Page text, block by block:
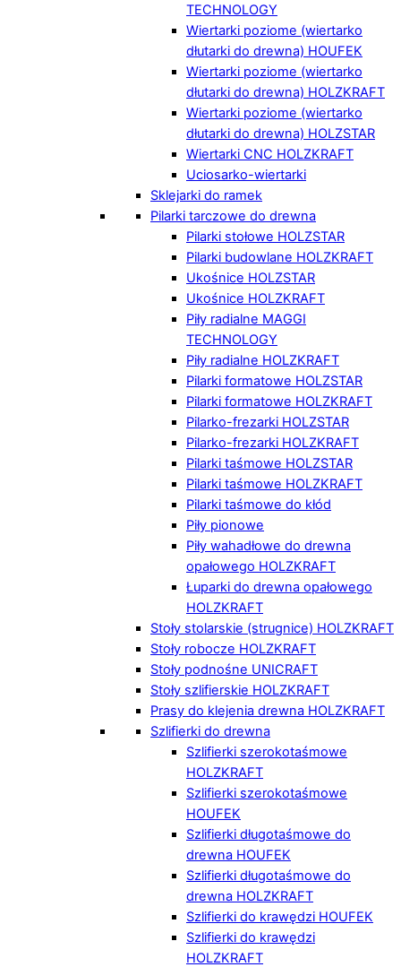
TECHNOLOGY
Wiertarki poziome (wiertarko
dłutarki do drewna) HOUFEK
Wiertarki poziome (wiertarko
dłutarki do drewna) HOLZKRAFT
Wiertarki poziome (wiertarko
dłutarki do drewna) HOLZSTAR
Wiertarki CNC HOLZKRAFT
Uciosarko-wiertarki
Sklejarki do ramek
Pilarki tarczowe do drewna
Pilarki stołowe HOLZSTAR
Pilarki budowlane HOLZKRAFT
Ukośnice HOLZSTAR
Ukośnice HOLZKRAFT
Piły radialne MAGGI
TECHNOLOGY
Piły radialne HOLZKRAFT
Pilarki formatowe HOLZSTAR
Pilarki formatowe HOLZKRAFT
Pilarko-frezarki HOLZSTAR
Pilarko-frezarki HOLZKRAFT
Pilarki taśmowe HOLZSTAR
Pilarki taśmowe HOLZKRAFT
Pilarki taśmowe do kłód
Piły pionowe
Piły wahadłowe do drewna
opałowego HOLZKRAFT
Łuparki do drewna opałowego
HOLZKRAFT
Stoły stolarskie (strugnice) HOLZKRAFT
Stoły robocze HOLZKRAFT
Stoły podnośne UNICRAFT
Stoły szlifierskie HOLZKRAFT
Prasy do klejenia drewna HOLZKRAFT
Szlifierki do drewna
Szlifierki szerokotaśmowe
HOLZKRAFT
Szlifierki szerokotaśmowe
HOUFEK
Szlifierki długotaśmowe do
drewna HOUFEK
Szlifierki długotaśmowe do
drewna HOLZKRAFT
Szlifierki do krawędzi HOUFEK
Szlifierki do krawędzi
HOLZKRAFT